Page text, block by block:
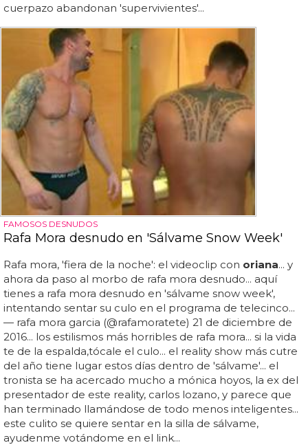
cuerpazo abandonan 'supervivientes'...
FAMOSOS DESNUDOS
Rafa Mora desnudo en 'Sálvame Snow Week'
Rafa mora, 'fiera de la noche': el videoclip con oriana... y
ahora da paso al morbo de rafa mora desnudo... aquí
tienes a rafa mora desnudo en 'sálvame snow week',
intentando sentar su culo en el programa de telecinco...
— rafa mora garcia (@rafamoratete) 21 de diciembre de
2016... los estilismos más horribles de rafa mora... si la vida
te de la espalda,tócale el culo... el reality show más cutre
del año tiene lugar estos días dentro de 'sálvame'... el
tronista se ha acercado mucho a mónica hoyos, la ex del
presentador de este reality, carlos lozano, y parece que
han terminado llamándose de todo menos inteligentes...
este culito se quiere sentar en la silla de sálvame,
ayudenme votándome en el link...